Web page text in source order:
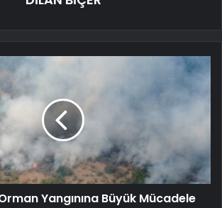
Yangınına Büyük Mücadele